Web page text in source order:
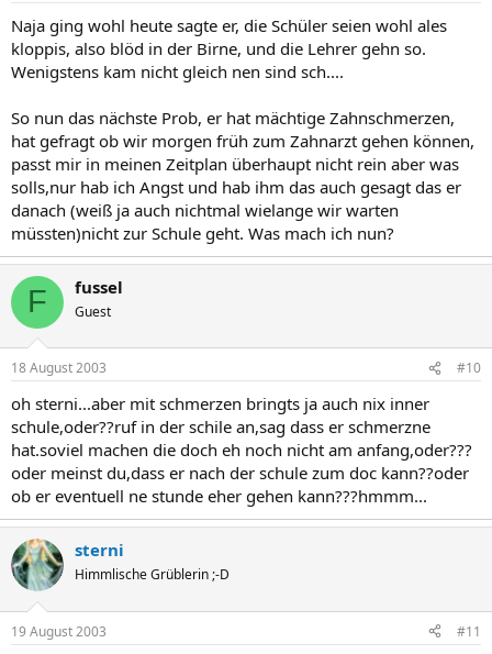
Naja ging wohl heute sagte er, die Schüler seien wohl ales
kloppis, also blöd in der Birne, und die Lehrer gehn so.
Wenigstens kam nicht gleich nen sind sch....
So nun das nächste Prob, er hat mächtige Zahnschmerzen,
hat gefragt ob wir morgen früh zum Zahnarzt gehen können,
passt mir in meinen Zeitplan überhaupt nicht rein aber was
solls,nur hab ich Angst und hab ihm das auch gesagt das er
danach (weiß ja auch nichtmal wielange wir warten
müssten)nicht zur Schule geht. Was mach ich nun?
F fussel
Guest
18 August 2003 #10
oh sterni...aber mit schmerzen bringts ja auch nix inner
schule,oder??ruf in der schile an,sag dass er schmerzne
hat.soviel machen die doch eh noch nicht am anfang,oder???
oder meinst du,dass er nach der schule zum doc kann??oder
ob er eventuell ne stunde eher gehen kann???hmmm...
sterni
Himmlische Grüblerin ;-D
19 August 2003 #11